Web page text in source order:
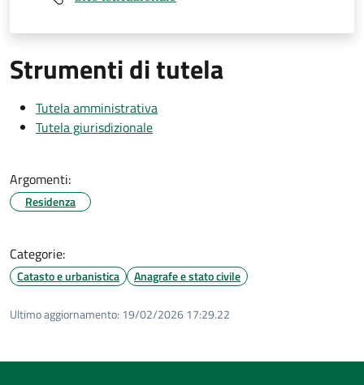
Strumenti di tutela
Tutela amministrativa
Tutela giurisdizionale
Argomenti:
Residenza
Categorie:
Catasto e urbanistica Anagrafe e stato civile
Ultimo aggiornamento: 19/02/2026 17:29.22